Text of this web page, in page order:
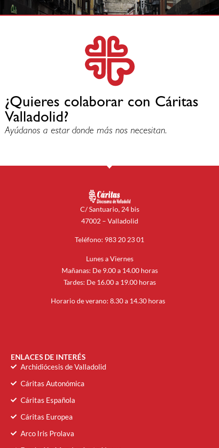
¿Quieres colaborar con Cáritas
Valladolid?
Ayúdanos a estar donde más nos necesitan.
C/ Santuario, 24 bis
47002 – Valladolid
Teléfono: 983 20 23 01
Lunes a Viernes
Mañanas: De 9.00 a 14.00 horas
Tardes: De 16.00 a 19.00 horas
Horario de verano: 8.30 a 14.30 horas
ENLACES DE INTERÉS
Archidiócesis de Valladolid
Cáritas Autonómica
Cáritas Española
Cáritas Europea
Arco Iris Prolava